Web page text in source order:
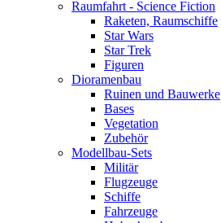
Raumfahrt - Science Fiction
Raketen, Raumschiffe
Star Wars
Star Trek
Figuren
Dioramenbau
Ruinen und Bauwerke
Bases
Vegetation
Zubehör
Modellbau-Sets
Militär
Flugzeuge
Schiffe
Fahrzeuge